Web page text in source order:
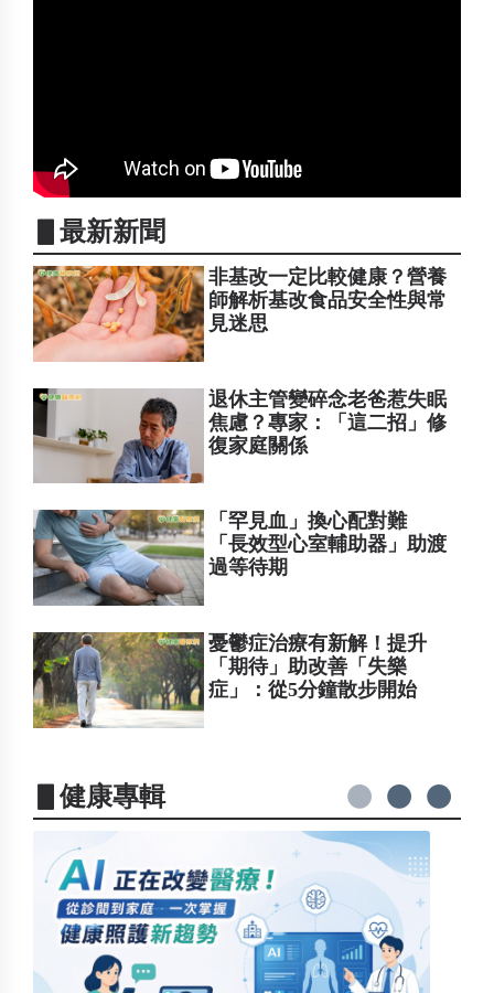
▋最新新聞
非基改一定比較健康？營養
師解析基改食品安全性與常
見迷思
退休主管變碎念老爸惹失眠
焦慮？專家：「這二招」修
復家庭關係
「罕見血」換心配對難
「長效型心室輔助器」助渡
過等待期
憂鬱症治療有新解！提升
「期待」助改善「失樂
症」：從5分鐘散步開始
▋健康專輯